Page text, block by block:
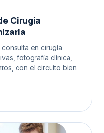
Cirugía
en cirugía
fotografía clínica,
con el circuito bien